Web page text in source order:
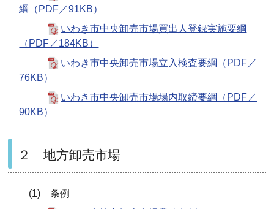
綱（PDF／91KB）
いわき市中央卸売市場買出人登録実施要綱
（PDF／184KB）
いわき市中央卸売市場立入検査要綱（PDF／
76KB）
いわき市中央卸売市場場内取締要綱（PDF／
90KB）
２ 地方卸売市場
(1) 条例